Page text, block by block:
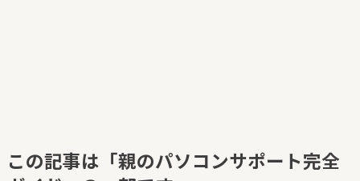
この記事は「親のパソコンサポート完全